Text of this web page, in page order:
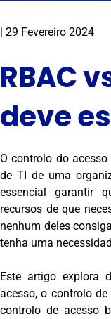
| 29 Fevereiro 2024
RBAC
deve
O controlo do
de TI de uma
essencial garantir
recursos de que
nenhum deles
tenha uma
Este artigo explora
acesso, o controlo
controlo de acesso